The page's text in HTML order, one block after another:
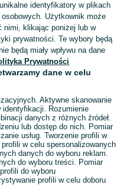
identyfikatory w plikach
Użytkownik może
nimi, klikając poniżej lub w
prywatności. Te wybory będą
będą miały wpływu na dane
Prywatności
dane w celu
Aktywne skanowanie
Rozumienie
danych z różnych źródeł.
lub dostęp do nich. Pomiar
usług. Tworzenie profili w
w celu spersonalizowanych
danych do wyboru reklam.
do wyboru treści. Pomiar
do wyboru
profili w celu doboru